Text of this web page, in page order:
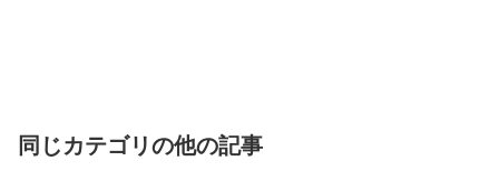
同じカテゴリの他の記事